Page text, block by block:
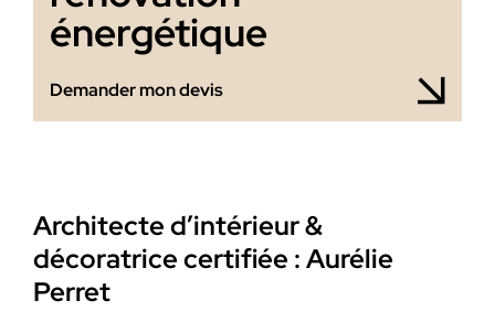
énergétique
Demander mon devis
Architecte d’intérieur &
décoratrice certifiée : Aurélie
Perret